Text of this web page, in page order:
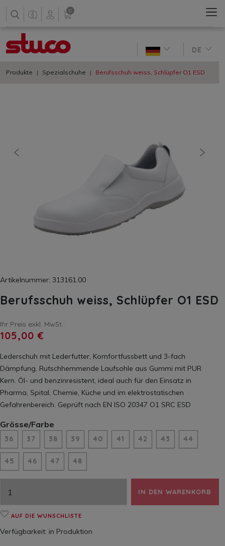
0
DE
Produkte Spezialschuhe Berufsschuh weiss, Schlüpfer O1 ESD
vorherige
Artikelnummer: 313161.00
Berufsschuh weiss, Schlüpfer O1 ESD
Ihr Preis exkl. MwSt.:
105,00 €
Lederschuh mit Lederfutter, Komfortfussbett und 3-fach
Dämpfung. Rutschhemmende Laufsohle aus Gummi mit PUR
Kern. Öl- und benzinresistent, ideal auch für den Einsatz in
Pharma, Spital, Chemie, Küche und im elektrostatischen
Gefahrenbereich. Geprüft nach EN ISO 20347 O1 SRC ESD
Grösse/Farbe
36 37 38 39 40 41 42 43 44
45 46 47 48
IN DEN WARENKORB
AUF DIE WUNSCHLISTE
Verfügbarkeit: in Produktion